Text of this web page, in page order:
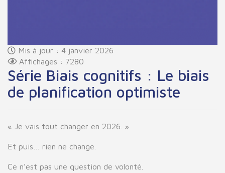
Mis à jour : 4 janvier 2026
Affichages : 7280
Série Biais cognitifs : Le biais
de planification optimiste
« Je vais tout changer en 2026. »
Et puis… rien ne change.
Ce n’est pas une question de volonté.